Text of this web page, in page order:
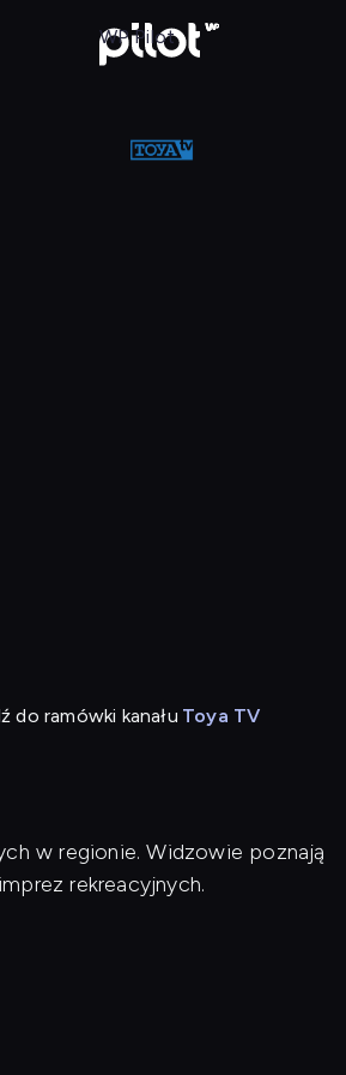
WP Pilot
do ramówki kanału Toya TV
w regionie. Widzowie poznają
rekreacyjnych.